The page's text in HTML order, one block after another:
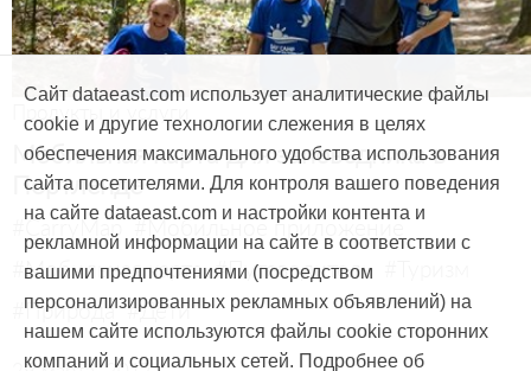
Продукты и услуги
Мобильная карта для заповедника в
Портленде
#CarryMap #Мобильное приложение
#Мобильная карта #Путеводитель
#Природа #Дети
Сайт dataeast.com использует аналитические файлы
cookie и другие технологии слежения в целях
обеспечения максимального удобства использования
сайта посетителями. Для контроля вашего поведения
на сайте dataeast.com и настройки контента и
рекламной информации на сайте в соответствии с
вашими предпочтениями (посредством
персонализированных рекламных объявлений) на
нашем сайте используются файлы cookie сторонних
компаний и социальных сетей. Подробнее об